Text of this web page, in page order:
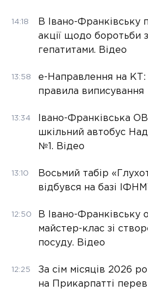
14:18
В Івано-Франківську
акції щодо боротьби
гепатитами. Відео
13:58
е-Направлення на
правила виписування
13:34
Івано-Франківська
шкільний автобус
№1. Відео
13:10
Восьмий табір
відбувся на базі
12:50
В Івано-Франківську
майстер-клас зі
посуду. Відео
12:25
За сім місяців 2026
на Прикарпатті